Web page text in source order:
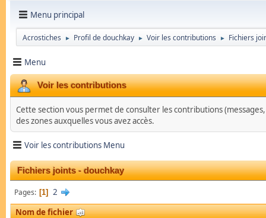
Menu principal
Acrostiches ► Profil de douchkay ► Voir les contributions ► Fichiers
Menu
Voir les contributions
Cette section vous permet de consulter les contributions
des zones auxquelles vous avez accès.
Voir les contributions Menu
Fichiers joints - douchkay
Pages 1
2
Nom de fichier